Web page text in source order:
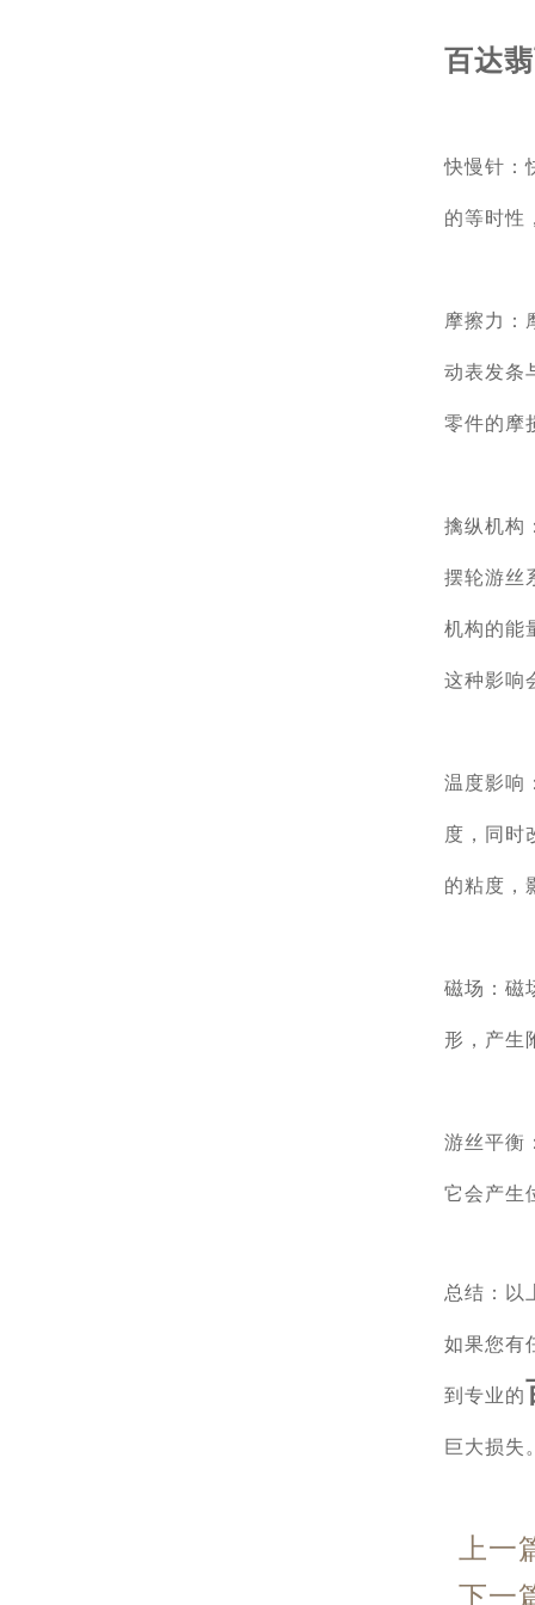
百达
快慢针：
的等时性
摩擦力：
动表发条
零件的摩
擒纵机构
摆轮游丝
机构的能
这种影响
温度影响
度，同时
的粘度，
磁场：磁
形，产生
游丝平衡
它会产生
总结：以
如果您有
到专业的
巨大损失
上一
下一